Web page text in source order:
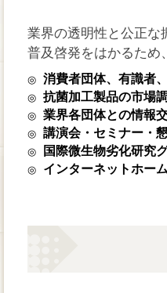
業界の透明性と公正な
普及啓発をはかるため
◎ 消費者団体、有識者
◎ 抗菌加工製品の市場
◎ 業界各団体との情報
◎ 講演会・セミナー・
◎ 国際微生物劣化研究
◎ インターネットホー